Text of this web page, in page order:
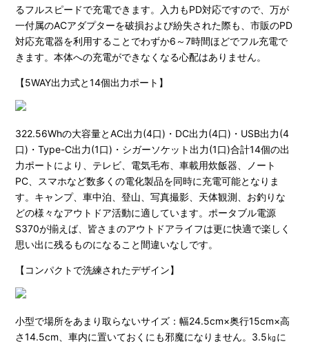
るフルスピードで充電できます。入力もPD対応ですので、万が
一付属のACアダプターを破損および紛失された際も、市販のPD
対応充電器を利用することでわずか6～7時間ほどでフル充電で
きます。本体への充電ができなくなる心配はありません。
【5WAY出力式と14個出力ポート】
322.56Whの大容量とAC出力(4口)・DC出力(4口)・USB出力(4
口)・Type-C出力(1口)・シガーソケット出力(1口)合計14個の出
力ポートにより、テレビ、電気毛布、車載用炊飯器、ノート
PC、スマホなど数多くの電化製品を同時に充電可能となりま
す。キャンプ、車中泊、登山、写真撮影、天体観測、お釣りな
どの様々なアウトドア活動に適しています。ポータブル電源
S370が揃えば、皆さまのアウトドアライフは更に快適で楽しく
思い出に残るものになること間違いなしです。
【コンパクトで洗練されたデザイン】
小型で場所をあまり取らないサイズ：幅24.5cm×奥行15cm×高
さ14.5cm、車内に置いておくにも邪魔になりません。3.5㎏に